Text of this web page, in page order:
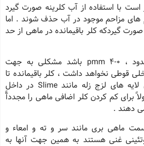
با استفاده از آب کلرینه صورت گیرد
هاى مزاحم موجود در آب حذف شوند . اما
گیردکه کلر باقیمانده در ماهى از حد
اگر اثر مقدا رکلر حدود ، pmm 4-0 باشد مشکلى به جهت
قوطى نخواهد داشت ، کلر باقیمانده تا
این حد مانع تشکیل لایه هاى لزج زله مانند Slime در داخل
براى کم کردن کلر اضافى ماهى را مجددآً
دهند .
ماهى برى مانند سر و ته و امعاء و
غنى هستند به همین جهت آنها به